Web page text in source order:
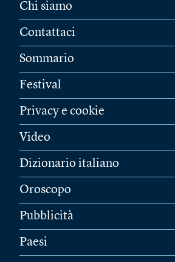
Chi siamo
Contattaci
Sommario
Festival
Privacy e cookie
Video
Dizionario italiano
Oroscopo
Pubblicità
Paesi